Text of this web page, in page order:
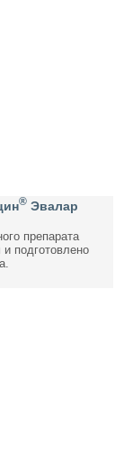
® Эвалар
препарата
подготовлено